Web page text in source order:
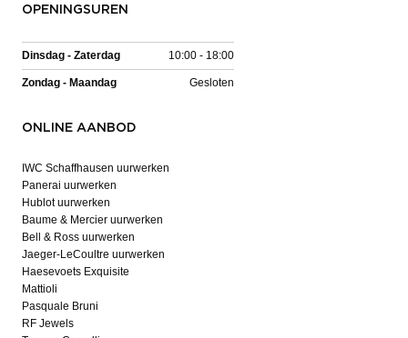
OPENINGSUREN
Dinsdag - Zaterdag 10:00 - 18:00
Zondag - Maandag Gesloten
ONLINE AANBOD
IWC Schaffhausen uurwerken
Panerai uurwerken
Hublot uurwerken
Baume & Mercier uurwerken
Bell & Ross uurwerken
Jaeger-LeCoultre uurwerken
Haesevoets Exquisite
Mattioli
Pasquale Bruni
RF Jewels